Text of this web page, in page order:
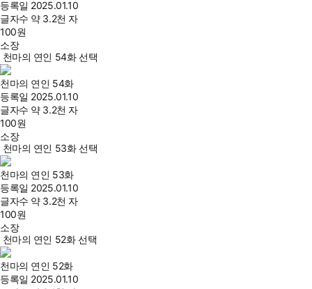
등록일 2025.01.10
글자수 약 3.2천 자
100원
소장
천마의 연인 54화 선택
천마의 연인 54화
등록일 2025.01.10
글자수 약 3.2천 자
100원
소장
천마의 연인 53화 선택
천마의 연인 53화
등록일 2025.01.10
글자수 약 3.2천 자
100원
소장
천마의 연인 52화 선택
천마의 연인 52화
등록일 2025.01.10